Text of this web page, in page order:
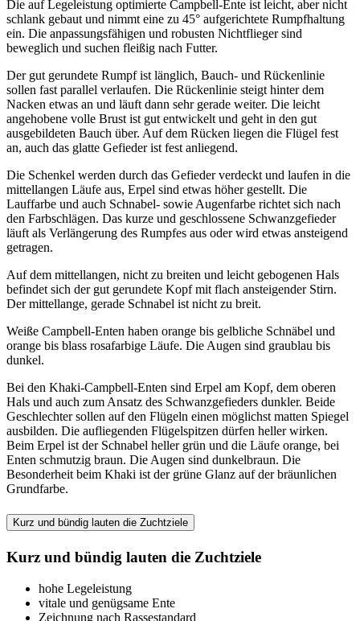
Die auf Legeleistung optimierte Campbell-Ente ist leicht, aber nicht
schlank gebaut und nimmt eine zu 45° aufgerichtete Rumpfhaltung
ein. Die anpassungsfähigen und robusten Nichtflieger sind
beweglich und suchen fleißig nach Futter.
Der gut gerundete Rumpf ist länglich, Bauch- und Rückenlinie
sollen fast parallel verlaufen. Die Rückenlinie steigt hinter dem
Nacken etwas an und läuft dann sehr gerade weiter. Die leicht
angehobene volle Brust ist gut entwickelt und geht in den gut
ausgebildeten Bauch über. Auf dem Rücken liegen die Flügel fest
an, auch das glatte Gefieder ist fest anliegend.
Die Schenkel werden durch das Gefieder verdeckt und laufen in die
mittellangen Läufe aus, Erpel sind etwas höher gestellt. Die
Lauffarbe und auch Schnabel- sowie Augenfarbe richtet sich nach
den Farbschlägen. Das kurze und geschlossene Schwanzgefieder
läuft als Verlängerung des Rumpfes aus oder wird etwas ansteigend
getragen.
Auf dem mittellangen, nicht zu breiten und leicht gebogenen Hals
befindet sich der gut gerundete Kopf mit flach ansteigender Stirn.
Der mittellange, gerade Schnabel ist nicht zu breit.
Weiße Campbell-Enten haben orange bis gelbliche Schnäbel und
orange bis blass rosafarbige Läufe. Die Augen sind graublau bis
dunkel.
Bei den Khaki-Campbell-Enten sind Erpel am Kopf, dem oberen
Hals und auch zum Ansatz des Schwanzgefieders dunkler. Beide
Geschlechter sollen auf den Flügeln einen möglichst matten Spiegel
ausbilden. Die aufliegenden Flügelspitzen dürfen heller wirken.
Beim Erpel ist der Schnabel heller grün und die Läufe orange, bei
Enten schmutzig braun. Die Augen sind dunkelbraun. Die
Besonderheit beim Khaki ist der grüne Glanz auf der bräunlichen
Grundfarbe.
Kurz und bündig lauten die Zuchtziele
Kurz und bündig lauten die Zuchtziele
hohe Legeleistung
vitale und genügsame Ente
Zeichnung nach Rassestandard